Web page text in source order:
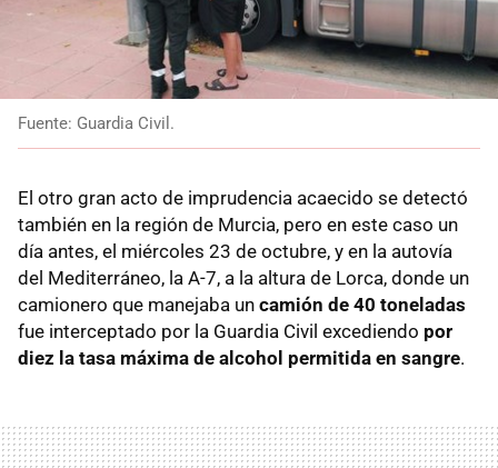
Fuente: Guardia Civil.
El otro gran acto de imprudencia acaecido se detectó
también en la región de Murcia, pero en este caso un
día antes, el miércoles 23 de octubre, y en la autovía
del Mediterráneo, la A-7, a la altura de Lorca, donde un
camionero que manejaba un camión de 40 toneladas
fue interceptado por la Guardia Civil excediendo por
diez la tasa máxima de alcohol permitida en sangre.